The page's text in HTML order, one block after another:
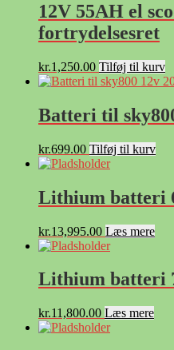
12V 55AH el
fortrydelsesret
kr.1,250.00 Tilføj til kurv
Batteri til
kr.699.00 Tilføj til kurv
Lithium batteri
kr.13,995.00 Læs mere
Lithium batteri
kr.11,800.00 Læs mere